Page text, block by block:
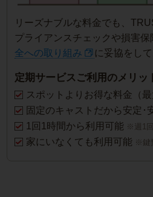
リーズナブルな料金でも、
プライアンスチェックや損害保
全への取り組み
に妥協をし
定期サービスご利用のメリッ
スポットよりお得な料金（最
固定のキャストだから安定･
1回1時間から利用可能 ※週1
家にいなくても利用可能 ※鍵